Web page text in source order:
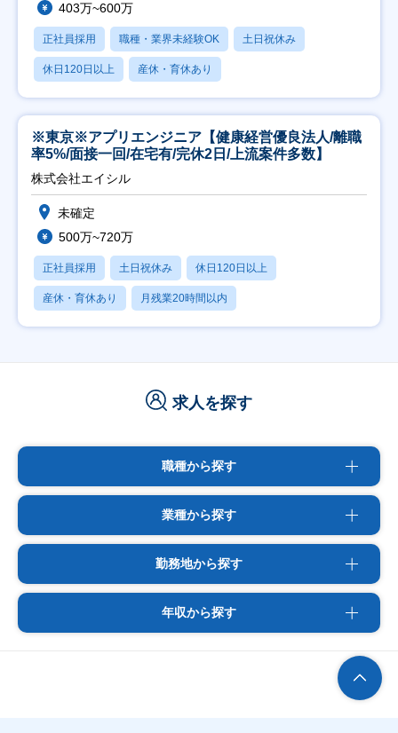
403万~600万
正社員採用 職種・業界未経験OK 土日祝休み
休日120日以上 産休・育休あり
※東京※アプリエンジニア【健康経営優良法人/離職
率5%/面接一回/在宅有/完休2日/上流案件多数】
株式会社エイシル
未確定
500万~720万
正社員採用 土日祝休み 休日120日以上
産休・育休あり 月残業20時間以内
求人を探す
職種から探す
業種から探す
勤務地から探す
年収から探す